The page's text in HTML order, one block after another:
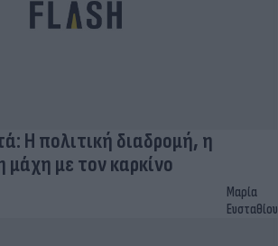
Η πολιτική διαδρομή, η
μάχη με τον καρκίνο
Μαρία
Ευσταθίου